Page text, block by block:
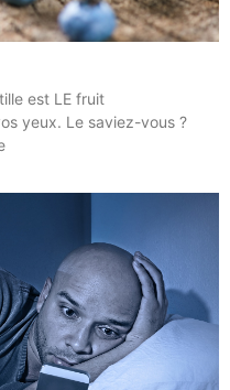
est LE fruit
yeux. Le saviez-vous ?